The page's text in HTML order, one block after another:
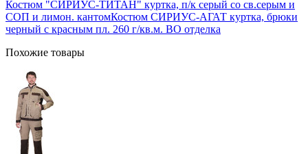
Костюм "СИРИУС-ТИТАН" куртка, п/к серый со св.серым и
СОП и лимон. кантомКостюм СИРИУС-АГАТ куртка, брюки
черный с красным пл. 260 г/кв.м. ВО отделка
Похожие товары